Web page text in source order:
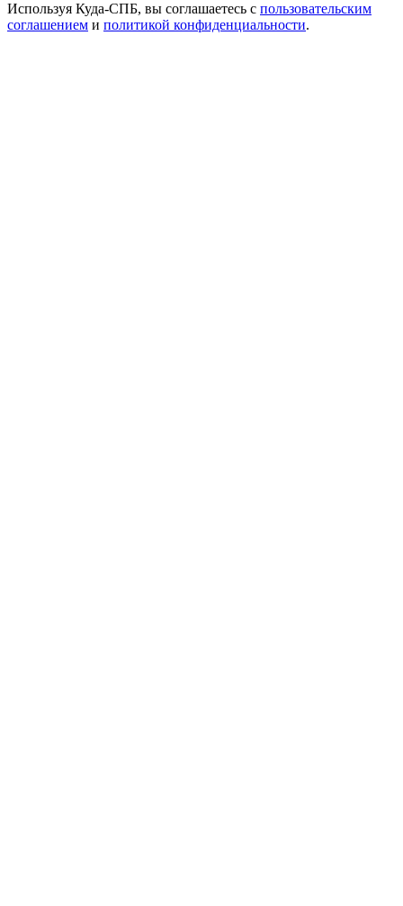
Используя Куда-СПБ, вы соглашаетесь с пользовательским
соглашением и политикой конфиденциальности.